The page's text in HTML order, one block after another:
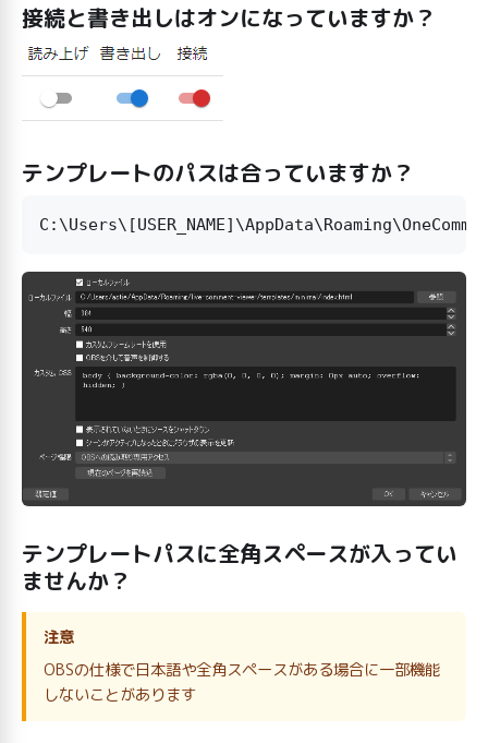
接続と書き出しはオンになっていますか？
テンプレートのパスは合っていますか？
テンプレートパスに全角スペースが入ってい
ませんか？
注意
OBSの仕様で日本語や全角スペースがある場合に一部機能
しないことがあります